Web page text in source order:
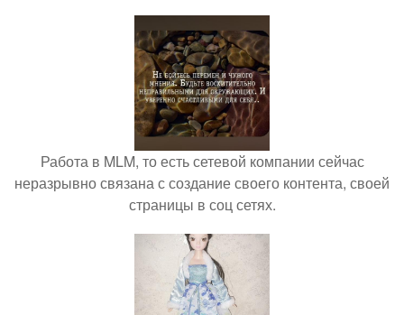
Работа в MLM, то есть сетевой компании сейчас
неразрывно связана с создание своего контента, своей
страницы в соц сетях.